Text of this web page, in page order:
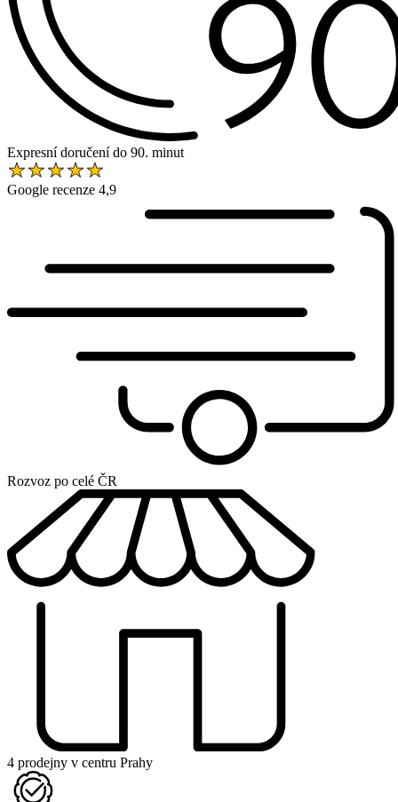
Expresní doručení do 90. minut
Google recenze 4,9
Rozvoz po celé ČR
4 prodejny v centru Prahy